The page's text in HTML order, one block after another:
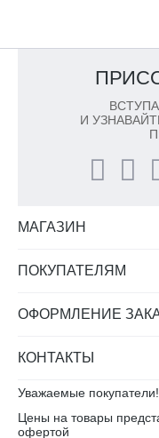
И
МАГАЗИН
ПОКУПАТЕЛЯМ
ОФОРМЛЕНИЕ
КОНТАКТЫ
Уважаемые
Цены на товары
офертой